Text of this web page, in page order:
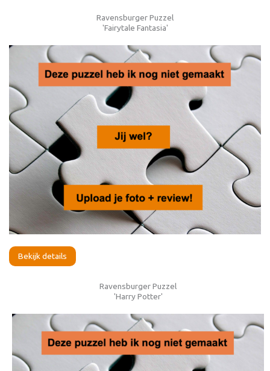
Ravensburger Puzzel
'Fairytale Fantasia'
Bekijk details
Ravensburger Puzzel
'Harry Potter'